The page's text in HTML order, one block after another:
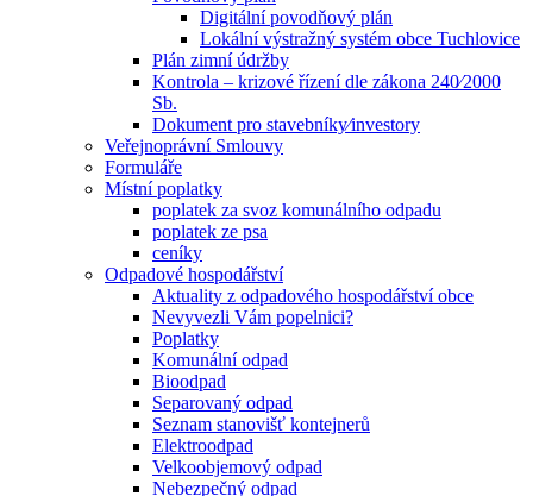
Digitální povodňový plán
Lokální výstražný systém obce Tuchlovice
Plán zimní údržby
Kontrola – krizové řízení dle zákona 240⁄2000
Sb.
Dokument pro stavebníky⁄investory
Veřejnoprávní Smlouvy
Formuláře
Místní poplatky
poplatek za svoz komunálního odpadu
poplatek ze psa
ceníky
Odpadové hospodářství
Aktuality z odpadového hospodářství obce
Nevyvezli Vám popelnici?
Poplatky
Komunální odpad
Bioodpad
Separovaný odpad
Seznam stanovišť kontejnerů
Elektroodpad
Velkoobjemový odpad
Nebezpečný odpad